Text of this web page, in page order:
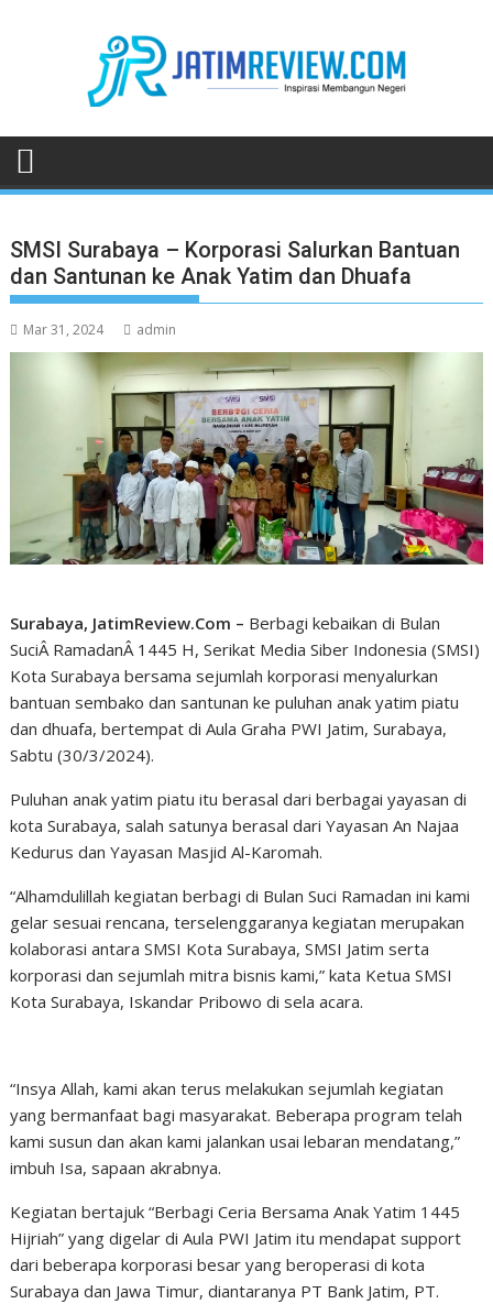
SMSI Surabaya – Korporasi Salurkan Bantuan
dan Santunan ke Anak Yatim dan Dhuafa
Mar 31, 2024 admin
Surabaya, JatimReview.Com – Berbagi kebaikan di Bulan
SuciÂ RamadanÂ 1445 H, Serikat Media Siber Indonesia (SMSI)
Kota Surabaya bersama sejumlah korporasi menyalurkan
bantuan sembako dan santunan ke puluhan anak yatim piatu
dan dhuafa, bertempat di Aula Graha PWI Jatim, Surabaya,
Sabtu (30/3/2024).
Puluhan anak yatim piatu itu berasal dari berbagai yayasan di
kota Surabaya, salah satunya berasal dari Yayasan An Najaa
Kedurus dan Yayasan Masjid Al-Karomah.
“Alhamdulillah kegiatan berbagi di Bulan Suci Ramadan ini kami
gelar sesuai rencana, terselenggaranya kegiatan merupakan
kolaborasi antara SMSI Kota Surabaya, SMSI Jatim serta
korporasi dan sejumlah mitra bisnis kami,” kata Ketua SMSI
Kota Surabaya, Iskandar Pribowo di sela acara.
“Insya Allah, kami akan terus melakukan sejumlah kegiatan
yang bermanfaat bagi masyarakat. Beberapa program telah
kami susun dan akan kami jalankan usai lebaran mendatang,”
imbuh Isa, sapaan akrabnya.
Kegiatan bertajuk “Berbagi Ceria Bersama Anak Yatim 1445
Hijriah” yang digelar di Aula PWI Jatim itu mendapat support
dari beberapa korporasi besar yang beroperasi di kota
Surabaya dan Jawa Timur, diantaranya PT Bank Jatim, PT.